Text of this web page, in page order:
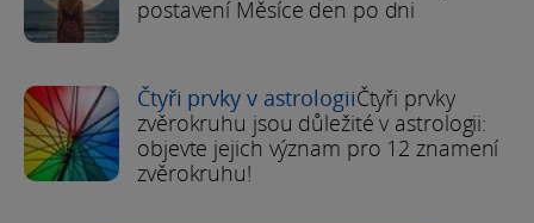
postavení Měsíce den po dni
Čtyři prvky v astrologiiČtyři prvky
zvěrokruhu jsou důležité v astrologii:
objevte jejich význam pro 12 znamení
zvěrokruhu!